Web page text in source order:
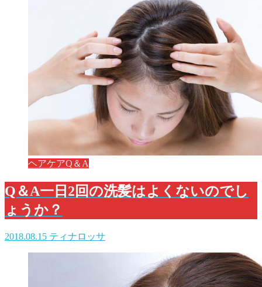
ヘアケアQ＆A
Q＆A一日2回の洗髪はよくないのでし
ょうか？
2018.08.15 ティナロッサ